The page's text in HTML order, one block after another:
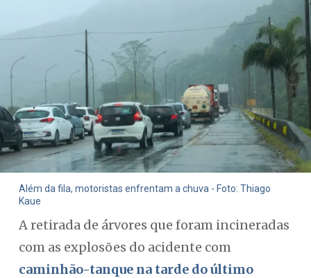
Além da fila, motoristas enfrentam a chuva - Foto: Thiago
Kaue
A retirada de árvores que foram incineradas
com as explosões do acidente com
caminhão-tanque na tarde do último